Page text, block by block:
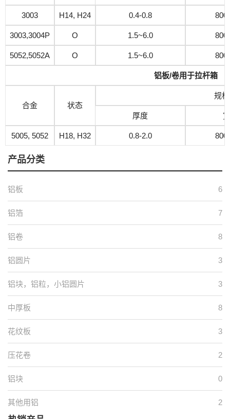
3003 H14, H24 0.4-0.8
3003,3004P O 1.5~6.0
5052,5052A O 1.5~6.0
铝板/卷用于拉杆箱
合金 状态
规
厚度
5005, 5052 H18, H32 0.8-2.0
产品分类
铝板 6
铝箔 7
铝卷 8
铝圆片 3
铝块，铝粒，小铝圆片 3
中厚板 8
花纹板 3
压花卷 2
铝块 0
其他用铝 2